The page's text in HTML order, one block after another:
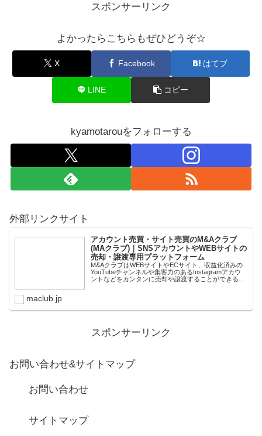
スポンサーリンク
よかったらこちらもぜひどうぞ☆
X Facebook はてブ
LINE コピー
kyamotarouをフォローする
外部リンクサイト
アカウント売買・サイト売買のM&Aクラブ
(MAクラブ)｜SNSアカウントやWEBサイトの
売却・譲渡専用プラットフォーム
M&AクラブはWEBサイトやECサイト、収益化済みの
YouTubeチャンネルや集客力のあるInstagramアカウ
ントなどをカンタンに売却や譲渡することができるプ
maclub.jp
スポンサーリンク
お問い合わせ&サイトマップ
お問い合わせ
サイトマップ